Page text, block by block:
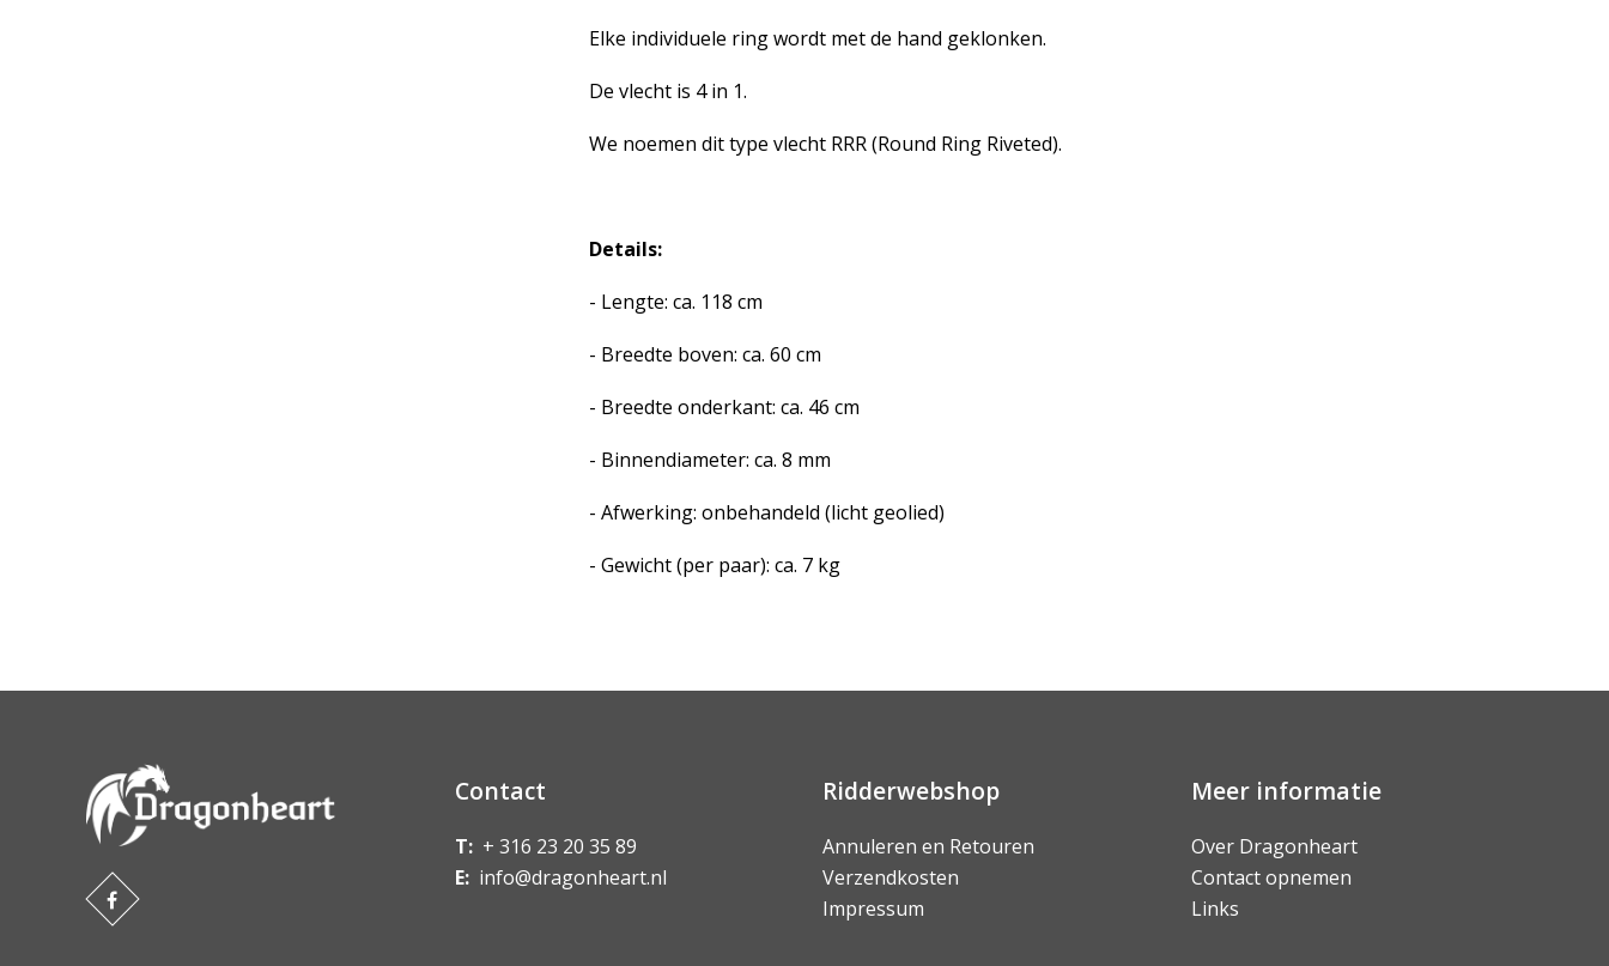
Elke individuele ring wordt met de hand geklonken.
De vlecht is 4 in 1.
We noemen dit type vlecht RRR (Round Ring Riveted).
Details:
- Lengte: ca. 118 cm
- Breedte boven: ca. 60 cm
- Breedte onderkant: ca. 46 cm
- Binnendiameter: ca. 8 mm
- Afwerking: onbehandeld (licht geolied)
- Gewicht (per paar): ca. 7 kg
Contact
T: + 316 23 20 35 89
E: info@dragonheart.nl
Ridderwebshop
Annuleren en Retouren
Verzendkosten
Impressum
Meer informatie
Over Dragonheart
Contact opnemen
Links